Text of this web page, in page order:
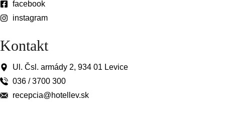
facebook
instagram
Kontakt
Ul. Čsl. armády 2, 934 01 Levice
036 / 3700 300
recepcia@hotellev.sk